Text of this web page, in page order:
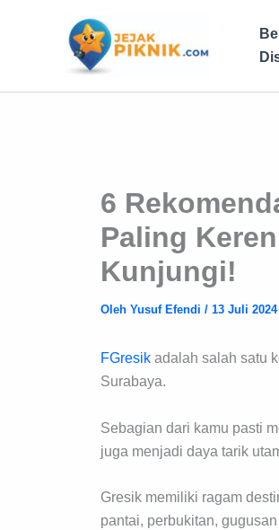
6
Paling
Kunjungi!
Oleh Yusuf Efendi / 13 Juli 2024
FGresik adalah salah satu
Surabaya.
Sebagian dari kamu pasti
juga menjadi daya tarik
Gresik memiliki ragam
pantai, perbukitan,